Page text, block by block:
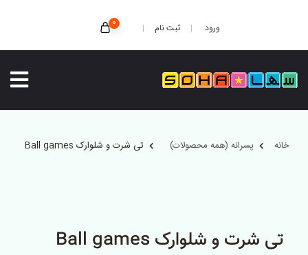
ورود ثبت نام 0
خانه پسرانه (همه محصولات) تی شرت و شلوارک Ball games
تی شرت و شلوارک Ball games